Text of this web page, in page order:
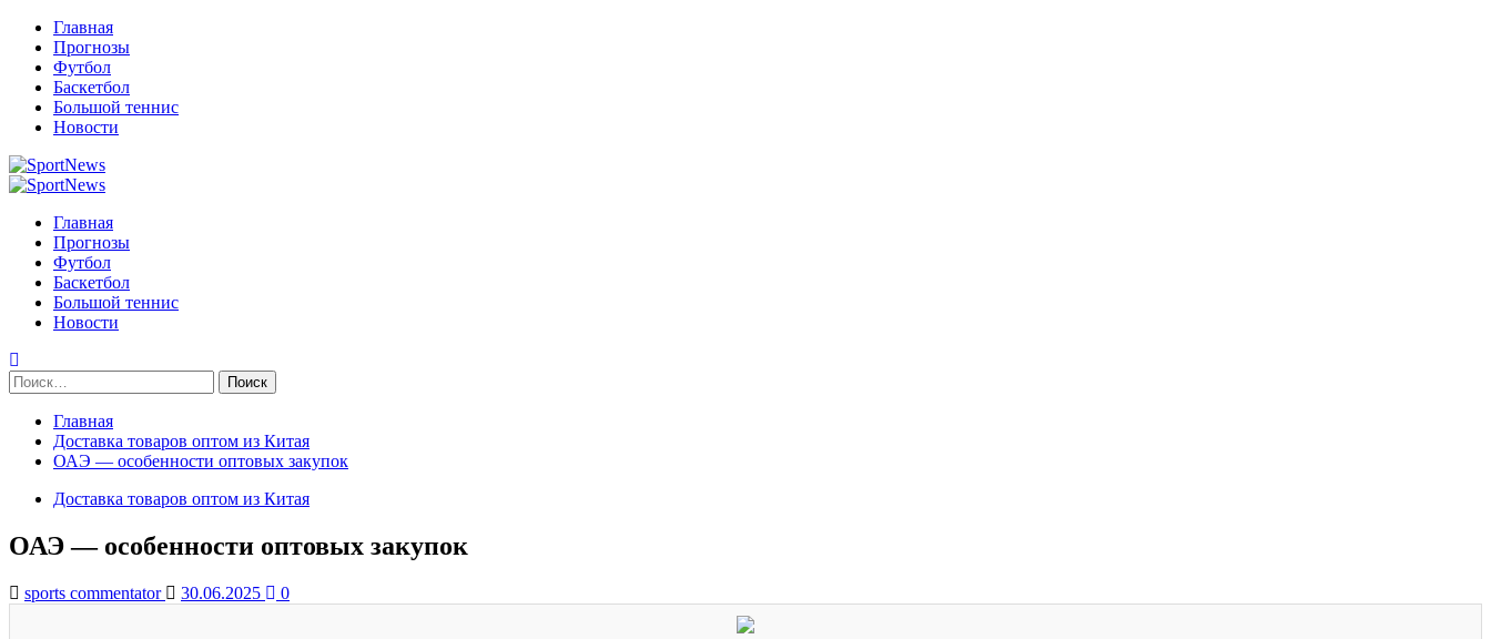
Перейти
содержимому
Главная
Прогнозы
Футбол
Баскетбол
Большой теннис
Новости
Primary
Главная
Прогнозы
Футбол
Баскетбол
Большой теннис
Новости
Найти:
Главная
Доставка товаров оптом из Китая
ОАЭ — особенности оптовых закупок
Доставка товаров оптом из Китая
ОАЭ — особенности оптовых закупок
sports commentator 30.06.2025 0